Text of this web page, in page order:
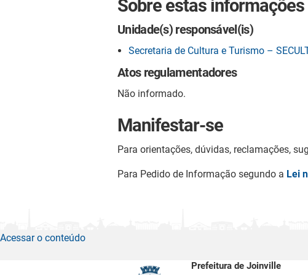
Sobre estas informações
Unidade(s) responsável(is)
Secretaria de Cultura e Turismo –
Atos regulamentadores
Não informado.
Manifestar-se
Para orientações, dúvidas, reclamações,
Para Pedido de Informação segundo a Lei
Prefeitura de Joinville
Acessar o conteúdo